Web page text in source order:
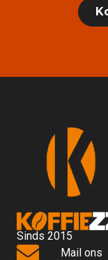
Sinds 2015
Mail ons